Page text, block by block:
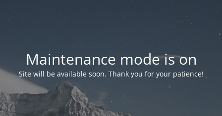
Maintenance mode is on
Site will be available soon. Thank you for your patience!